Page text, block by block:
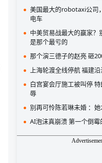
美国最大的robotaxi公司
电车
中美贸易战最大的赢家？
是那个最亏的
那个演三德子的赵亮 砸
上海轮渡全线停航 福建
白宫宴会厅施工被叫停
辱
别再可怜陈若琳未婚 ：她
AI泡沫真崩溃 第一个倒